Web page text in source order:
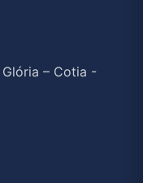
Glória – Cotia -